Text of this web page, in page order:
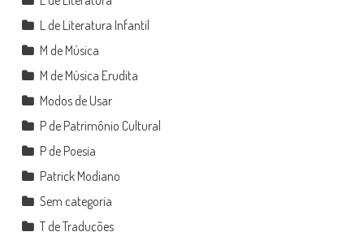
L de Literatura Infantil
M de Música
M de Música Erudita
Modos de Usar
P de Patrimônio Cultural
P de Poesia
Patrick Modiano
Sem categoria
T de Traduções